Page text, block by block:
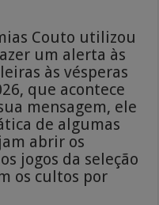
Couto utilizou
um alerta às
às vésperas
que acontece
mensagem, ele
de algumas
abrir os
jogos da seleção
os cultos por